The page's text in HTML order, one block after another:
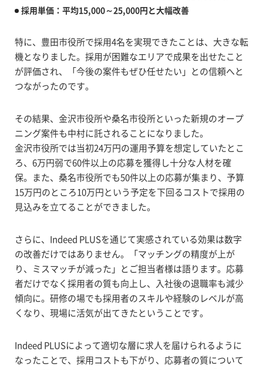
採用単価：平均15,000～25,000円と大幅改善
特に、豊田市役所で採用4名を実現できたことは、大きな転
機となりました。採用が困難なエリアで成果を出せたこと
が評価され、「今後の案件もぜひ任せたい」との信頼へと
つながったのです。
その結果、金沢市役所や桑名市役所といった新規のオープ
ニング案件も中村に託されることになりました。
金沢市役所では当初24万円の運用予算を想定していたとこ
ろ、6万円弱で60件以上の応募を獲得し十分な人材を確
保。また、桑名市役所でも50件以上の応募が集まり、予算
15万円のところ10万円という予定を下回るコストで採用の
見込みを立てることができました。
さらに、Indeed PLUSを通じて実感されている効果は数字
の改善だけではありません。「マッチングの精度が上が
り、ミスマッチが減った」とご担当者様は語ります。応募
者だけでなく採用者の質も向上し、入社後の退職率も減少
傾向に。研修の場でも採用者のスキルや経験のレベルが高
くなり、現場に活気が出てきたということです。
Indeed PLUSによって適切な層に求人を届けられるように
なったことで、採用コストも下がり、応募者の質について